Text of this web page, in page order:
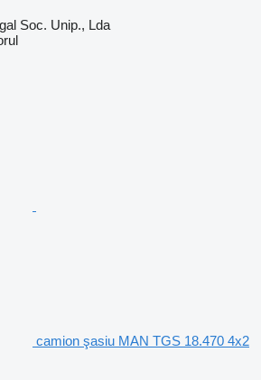
Soc. Unip., Lda
camion şasiu MAN TGS 18.470 4x2